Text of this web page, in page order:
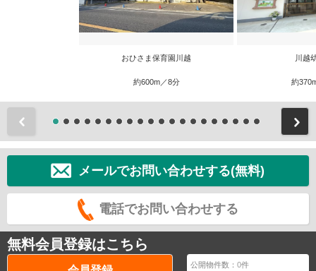
おひさま保育園川越
約600m／8分
川越
約
メールでお問い合わせする(無料)
電話でお問い合わせする
無料会員登録はこちら
公開物件数：0件